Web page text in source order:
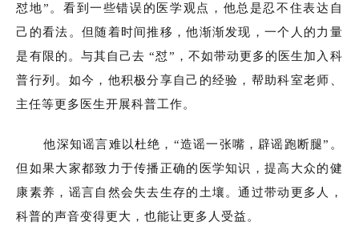
怼地”。看到一些错误的医学观点，他总是忍不住表达自
己的看法。但随着时间推移，他渐渐发现，一个人的力量
是有限的。与其自己去 “怼”，不如带动更多的医生加入科
普行列。如今，他积极分享自己的经验，帮助科室老师、
主任等更多医生开展科普工作。
他深知谣言难以杜绝，“造谣一张嘴，辟谣跑断腿”。
但如果大家都致力于传播正确的医学知识，提高大众的健
康素养，谣言自然会失去生存的土壤。通过带动更多人，
科普的声音变得更大，也能让更多人受益。